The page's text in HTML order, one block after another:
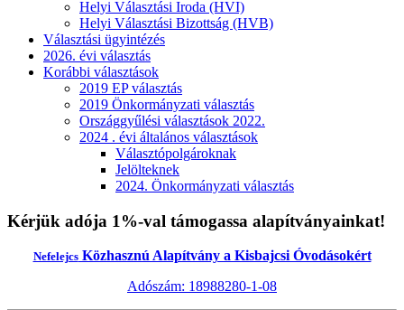
Helyi Választási Iroda (HVI)
Helyi Választási Bizottság (HVB)
Választási ügyintézés
2026. évi választás
Korábbi választások
2019 EP választás
2019 Önkormányzati választás
Országgyűlési választások 2022.
2024 . évi általános választások
Választópolgároknak
Jelölteknek
2024. Önkormányzati választás
Kérjük adója 1%-val támogassa alapítványainkat!
NefelejcsKözhasznú Alapítvány a Kisbajcsi Óvodásokért
Adószám: 18988280-1-08